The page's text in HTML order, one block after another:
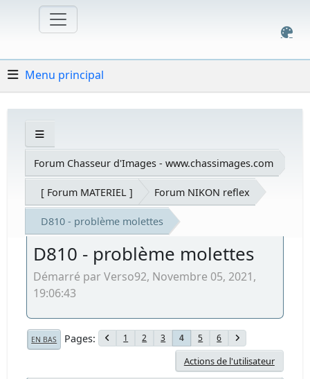
Menu principal
Forum Chasseur d'Images - www.chassimages.com
[ Forum MATERIEL ] Forum NIKON reflex
D810 - problème molettes
D810 - problème molettes
Démarré par Verso92, Novembre 05, 2021,
19:06:43
EN BAS Pages 1 2 3 4 5 6
Actions de l'utilisateur